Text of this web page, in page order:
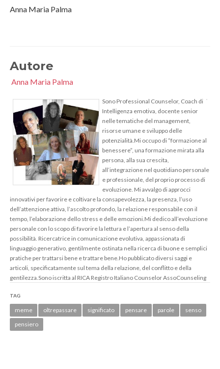
Anna Maria Palma
Autore
Anna Maria Palma
Sono Professional Counselor, Coach di
Intelligenza emotiva, docente senior
nelle tematiche del management,
risorse umane e sviluppo delle
potenzialità.Mi occupo di “formazione al
benessere”, una formazione mirata alla
persona, alla sua crescita,
all’integrazione nel quotidiano personale
e professionale, del proprio processo di
evoluzione. Mi avvalgo di approcci
innovativi per favorire e coltivare la consapevolezza, la presenza, l’uso
dell’attenzione attiva, l’ascolto profondo, la relazione responsabile con il
tempo, l’elaborazione dello stress e delle emozioni.Mi dedico all’evoluzione
personale con lo scopo di favorire la lettura e l’apertura al senso della
possibilità. Ricercatrice in comunicazione evolutiva, appassionata di
linguaggio generativo, gentilmente ostinata nella ricerca di buone e semplici
pratiche per trattarsi bene e trattare bene.Ho pubblicato diversi saggi e
articoli, specificatamente sul tema della relazione, del conflitto e della
gentilezza.Sono iscritta al RICA Registro Italiano Counselor AssoCounseling
TAG
meme oltrepassare significato pensare parole
senso
pensiero